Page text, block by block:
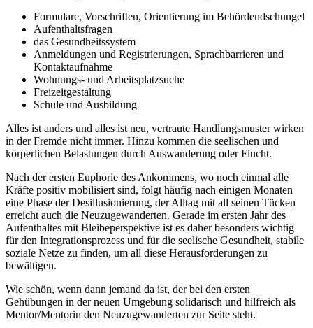
Formulare, Vorschriften, Orientierung im Behördendschungel
Aufenthaltsfragen
das Gesundheitssystem
Anmeldungen und Registrierungen, Sprachbarrieren und
Kontaktaufnahme
Wohnungs- und Arbeitsplatzsuche
Freizeitgestaltung
Schule und Ausbildung
Alles ist anders und alles ist neu, vertraute Handlungsmuster wirken
in der Fremde nicht immer. Hinzu kommen die seelischen und
körperlichen Belastungen durch Auswanderung oder Flucht.
Nach der ersten Euphorie des Ankommens, wo noch einmal alle
Kräfte positiv mobilisiert sind, folgt häufig nach einigen Monaten
eine Phase der Desillusionierung, der Alltag mit all seinen Tücken
erreicht auch die Neuzugewanderten. Gerade im ersten Jahr des
Aufenthaltes mit Bleibeperspektive ist es daher besonders wichtig
für den Integrationsprozess und für die seelische Gesundheit, stabile
soziale Netze zu finden, um all diese Herausforderungen zu
bewältigen.
Wie schön, wenn dann jemand da ist, der bei den ersten
Gehübungen in der neuen Umgebung solidarisch und hilfreich als
Mentor/Mentorin den Neuzugewanderten zur Seite steht.